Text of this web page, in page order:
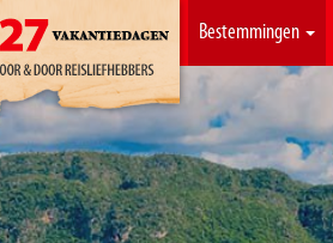
Bestemmingen